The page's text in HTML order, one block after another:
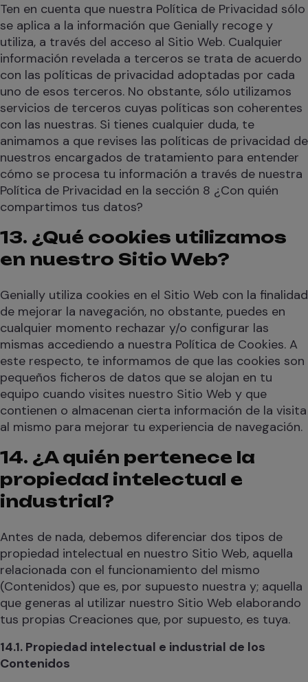
Ten en cuenta que nuestra Política de Privacidad sólo
se aplica a la información que Genially recoge y
utiliza, a través del acceso al Sitio Web. Cualquier
información revelada a terceros se trata de acuerdo
con las políticas de privacidad adoptadas por cada
uno de esos terceros. No obstante, sólo utilizamos
servicios de terceros cuyas políticas son coherentes
con las nuestras. Si tienes cualquier duda, te
animamos a que revises las políticas de privacidad de
nuestros encargados de tratamiento para entender
cómo se procesa tu información a través de nuestra
Política de Privacidad en la sección 8 ¿Con quién
compartimos tus datos?
13. ¿Qué cookies utilizamos
en nuestro Sitio Web?
Genially utiliza cookies en el Sitio Web con la finalidad
de mejorar la navegación, no obstante, puedes en
cualquier momento rechazar y/o configurar las
mismas accediendo a nuestra Política de Cookies. A
este respecto, te informamos de que las cookies son
pequeños ficheros de datos que se alojan en tu
equipo cuando visites nuestro Sitio Web y que
contienen o almacenan cierta información de la visita
al mismo para mejorar tu experiencia de navegación.
14. ¿A quién pertenece la
propiedad intelectual e
industrial?
Antes de nada, debemos diferenciar dos tipos de
propiedad intelectual en nuestro Sitio Web, aquella
relacionada con el funcionamiento del mismo
(Contenidos) que es, por supuesto nuestra y; aquella
que generas al utilizar nuestro Sitio Web elaborando
tus propias Creaciones que, por supuesto, es tuya.
14.1. Propiedad intelectual e industrial de los
Contenidos